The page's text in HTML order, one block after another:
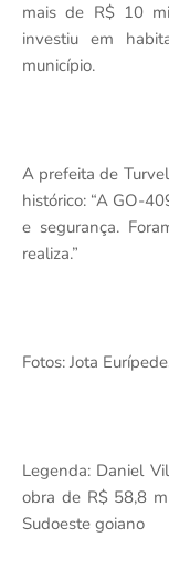
mais de R$ 10
investiu em
município.
A prefeita de
histórico: “A GO-
e segurança.
realiza.”
Fotos: Jota
Legenda: Daniel
obra de R$ 58,8
Sudoeste goiano